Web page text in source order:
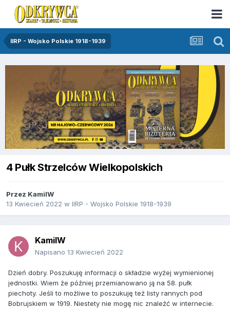
IIRP - Wojsko Polskie 1918-1939
4 Pułk Strzelców Wielkopolskich
Przez KamilW
13 Kwiecień 2022 w IIRP - Wojsko Polskie 1918-1939
KamilW
Napisano 13 Kwiecień 2022
Dzień dobry. Poszukuję informacji o składzie wyżej wymienionej
jednostki. Wiem że później przemianowano ją na 58. pułk
piechoty. Jeśli to możliwe to poszukuję też listy rannych pod
Bobrujskiem w 1919. Niestety nie mogę nic znaleźć w internecie.